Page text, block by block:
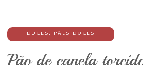
DOCES, PÃES DOCES
Pão de canela